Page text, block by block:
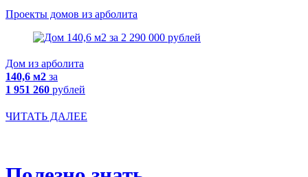
Проекты домов из арболита
Дом из арболита
140,6 м2 за
1 951 260 рублей
ЧИТАТЬ ДАЛЕЕ